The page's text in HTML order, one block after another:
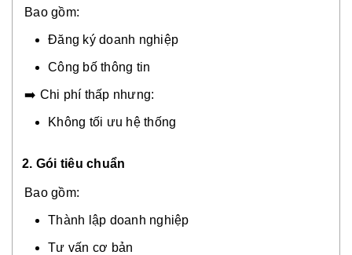
Bao gồm:
Đăng ký doanh nghiệp
Công bố thông tin
➡️ Chi phí thấp nhưng:
Không tối ưu hệ thống
2. Gói tiêu chuẩn
Bao gồm:
Thành lập doanh nghiệp
Tư vấn cơ bản